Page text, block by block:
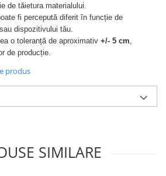
de tăietura materialului.
fi percepută diferit în funcție de
dispozitivului tău.
o toleranță de aproximativ +/- 5 cm
de producție.
produs
SIMILARE